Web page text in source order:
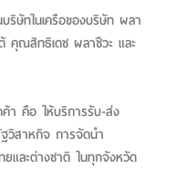
ริษัทในเครือของบริษัท ผลา
คุณสิทธิเดช ผลาชีวะ และ
า คือ ให้บริการรับ-ส่ง
วิสาหกิจ การจัดนำ
และต่างชาติ ในทุกจังหวัด